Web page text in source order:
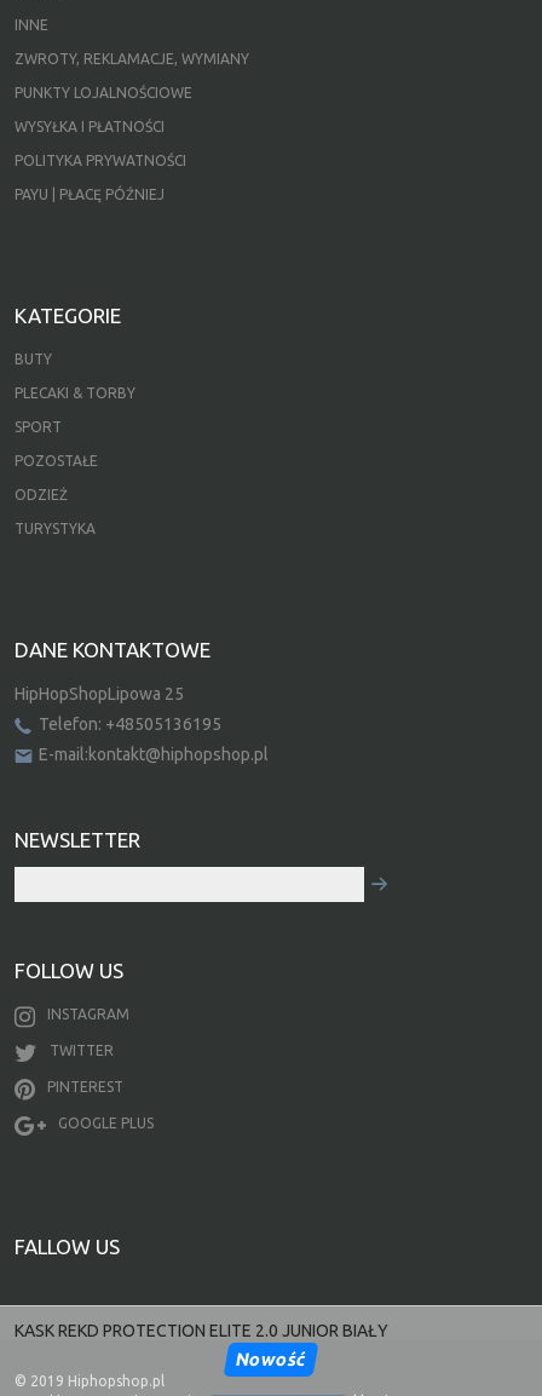
KASK REKD PROTECTION ELITE 2.0 JUNIOR BIAŁY
Nowość
INNE
ZWROTY, REKLAMACJE, WYMIANY
PUNKTY LOJALNOŚCIOWE
WYSYŁKA I PŁATNOŚCI
POLITYKA PRYWATNOŚCI
PAYU | PŁACĘ PÓŹNIEJ
KATEGORIE
BUTY
PLECAKI & TORBY
SPORT
POZOSTAŁE
ODZIEŻ
TURYSTYKA
DANE KONTAKTOWE
HipHopShopLipowa 25
Telefon: +48505136195
E-mail:kontakt@hiphopshop.pl
NEWSLETTER
FOLLOW US
INSTAGRAM
TWITTER
PINTEREST
GOOGLE PLUS
FALLOW US
© 2019 Hiphopshop.pl